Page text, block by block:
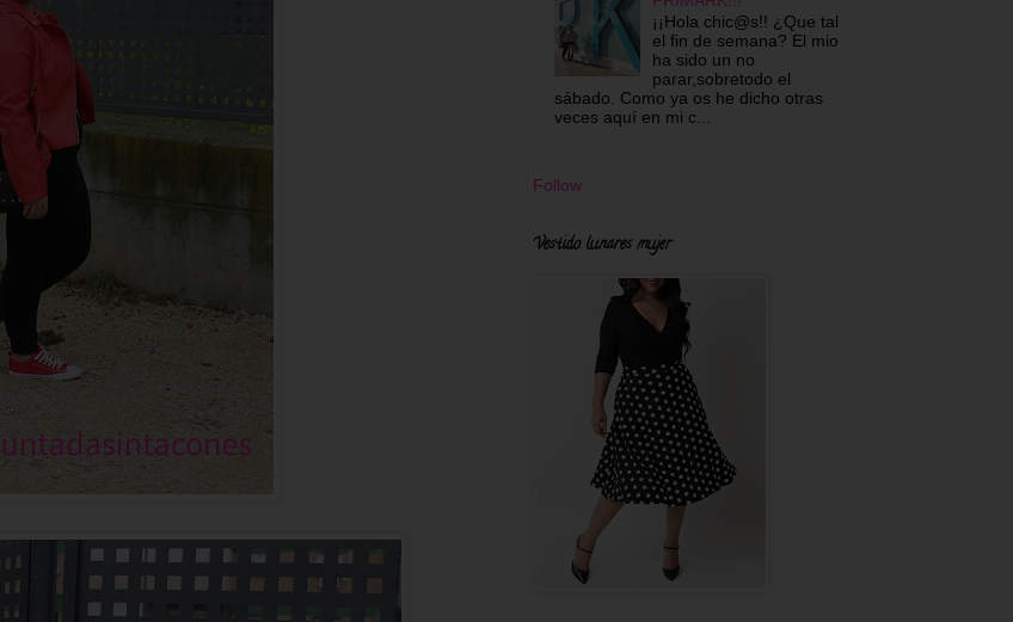
¡¡Hola chic@s!! ¿Que tal
el fin de semana? El mio
ha sido un no
parar,sobretodo el
sábado. Como ya os he dicho otras
veces aquí en mi c...
Follow
Vestido lunares mujer